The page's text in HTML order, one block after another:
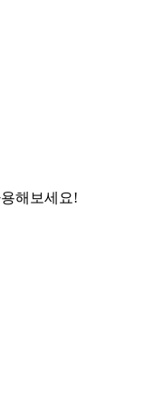
해보세요!